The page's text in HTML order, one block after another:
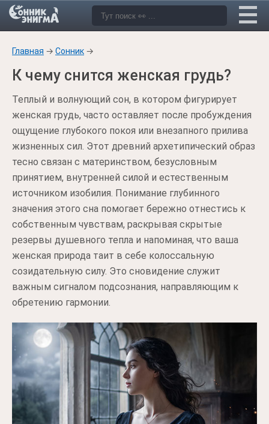
Главная → Сонник →
К чему снится женская грудь?
Теплый и волнующий сон, в котором фигурирует
женская грудь, часто оставляет после пробуждения
ощущение глубокого покоя или внезапного прилива
жизненных сил. Этот древний архетипический образ
тесно связан с материнством, безусловным
принятием, внутренней силой и естественным
источником изобилия. Понимание глубинного
значения этого сна помогает бережно отнестись к
собственным чувствам, раскрывая скрытые
резервы душевного тепла и напоминая, что ваша
женская природа таит в себе колоссальную
созидательную силу. Это сновидение служит
важным сигналом подсознания, направляющим к
обретению гармонии.